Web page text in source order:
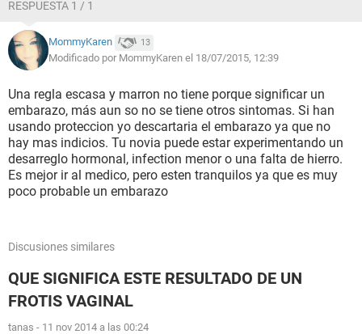
RESPUESTA 1 / 1
MommyKaren 13
Modificado por MommyKaren el 18/07/2015, 12:39
Una regla escasa y marron no tiene porque significar un
embarazo, más aun so no se tiene otros sintomas. Si han
usando proteccion yo descartaria el embarazo ya que no
hay mas indicios. Tu novia puede estar experimentando un
desarreglo hormonal, infection menor o una falta de hierro.
Es mejor ir al medico, pero esten tranquilos ya que es muy
poco probable un embarazo
Discusiones similares
QUE SIGNIFICA ESTE RESULTADO DE UN
FROTIS VAGINAL
tanas - 11 nov 2014 a las 00:24